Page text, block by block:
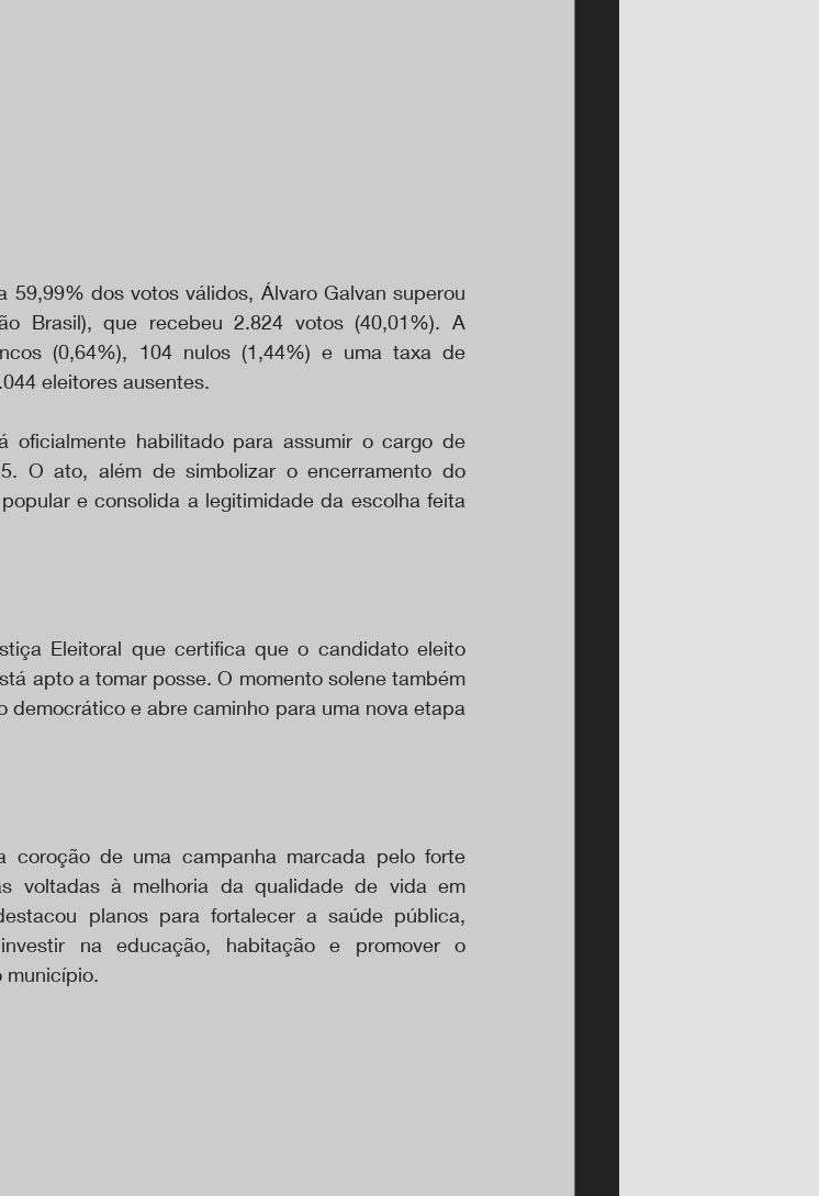
dos votos válidos, Álvaro Galvan superou
Brasil), que recebeu 2.824 votos (40,01%). A
(0,64%), 104 nulos (1,44%) e uma taxa de
eleitores ausentes.
oficialmente habilitado para assumir o cargo de
O ato, além de simbolizar o encerramento do
e consolida a legitimidade da escolha feita
Eleitoral que certifica que o candidato eleito
apto a tomar posse. O momento solene também
e abre caminho para uma nova etapa
coroção de uma campanha marcada pelo forte
voltadas à melhoria da qualidade de vida em
planos para fortalecer a saúde pública,
na educação, habitação e promover o
município.